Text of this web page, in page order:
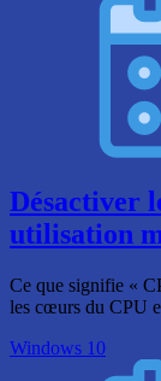
Désactiver
utilisation
Ce que signifie «
les cœurs du CPU
Windows 10